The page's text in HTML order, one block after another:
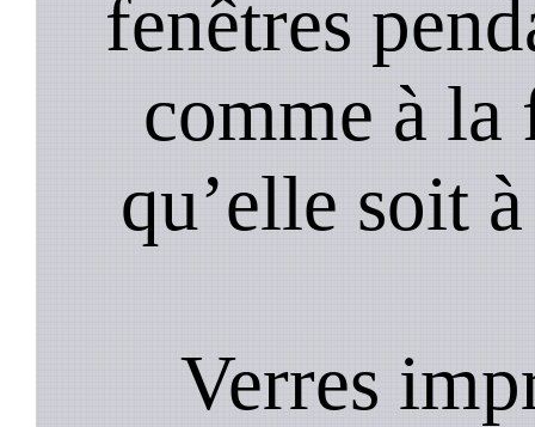
fenêtres
comme à
qu’elle soit
Verres